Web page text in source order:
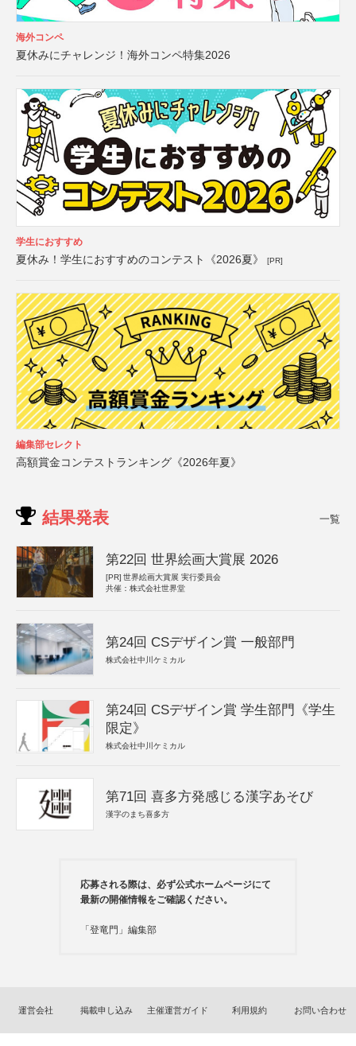
海外コンペ
夏休みにチャレンジ！海外コンペ特集2026
学生におすすめ
夏休み！学生におすすめのコンテスト《2026夏》 [PR]
編集部セレクト
高額賞金コンテストランキング《2026年夏》
結果発表 一覧
第22回 世界絵画大賞展 2026
[PR] 世界絵画大賞展 実行委員会
共催：株式会社世界堂
第24回 CSデザイン賞 一般部門
株式会社中川ケミカル
第24回 CSデザイン賞 学生部門《学生
限定》
株式会社中川ケミカル
第71回 喜多方発感じる漢字あそび
漢字のまち喜多方
応募される際は、必ず公式ホームページにて
最新の開催情報をご確認ください。
「登竜門」編集部
運営会社 掲載申し込み 主催運営ガイド 利用規約 お問い合わせ